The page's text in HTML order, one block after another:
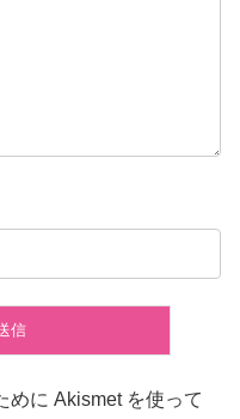
めに Akismet を使って